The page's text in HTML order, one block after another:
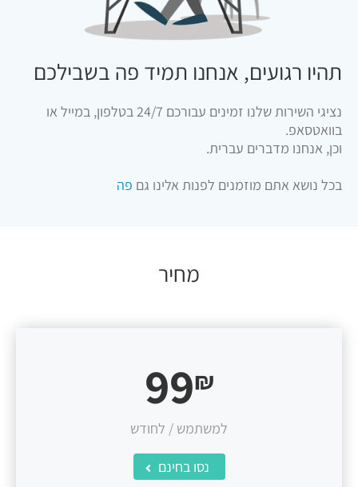
תהיו רגועים, אנחנו תמיד פה בשבילכם
נציגי השירות שלנו זמינים עבורכם 24/7 בטלפון, במייל או
בוואטסאפ.
וכן, אנחנו מדברים עברית.
בכל נושא אתם מוזמנים לפנות אלינו גם פה
מחיר
99₪
למשתמש / לחודש
נסו בחינם